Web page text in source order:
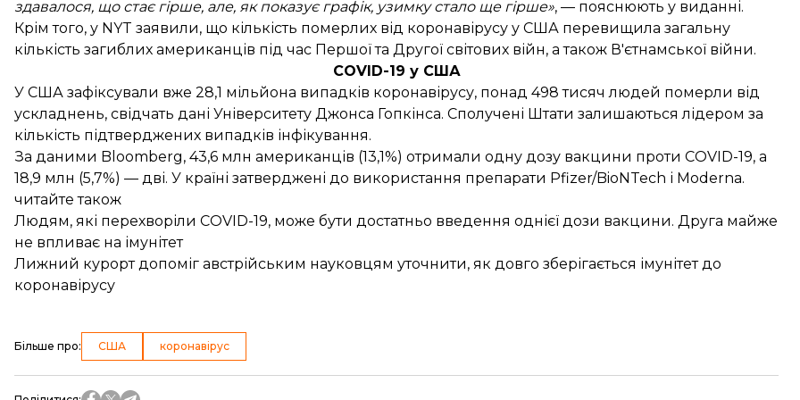
здавалося, що стає гірше, але, як показує графік, узимку стало ще гірше», — пояснюють у виданні.
Крім того, у NYT заявили, що кількість померлих від коронавірусу у США перевищила загальну
кількість загиблих американців під час Першої та Другої світових війн, а також В'єтнамської війни.
COVID-19 у США
У США зафіксували вже 28,1 мільйона випадків коронавірусу, понад 498 тисяч людей померли від
ускладнень, свідчать дані Університету Джонса Гопкінса. Сполучені Штати залишаються лідером за
кількість підтверджених випадків інфікування.
За даними Bloomberg, 43,6 млн американців (13,1%) отримали одну дозу вакцини проти COVID-19, а
18,9 млн (5,7%) — дві. У країні затверджені до використання препарати Pfizer/BioNTech і Moderna.
читайте також
Людям, які перехворіли COVID-19, може бути достатньо введення однієї дози вакцини. Друга майже
не впливає на імунітет
Лижний курорт допоміг австрійським науковцям уточнити, як довго зберігається імунітет до
коронавірусу
Більше про: США коронавірус